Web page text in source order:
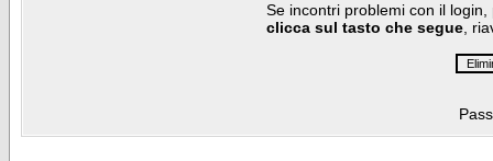
Se incontri problemi con il
clicca sul tasto che segue ,